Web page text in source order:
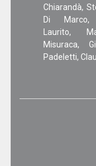
Chiarandà,
Di
Laurito,
Misuraca,
Padeletti,